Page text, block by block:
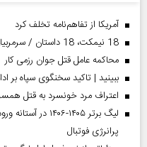
آمریکا از تفاهم‌نامه تخلف کرد
18 نیمکت، 18 داستان / سرمربیان لیگ بیست‌وششم را بشناسید
محاکمه عامل قتل جوان رزمی کار
ببینید | تاکید سخنگوی سپاه بر
اعتراف مرد خونسرد به قتل
لیگ برتر ۱۴۰۵-
پرانرژی فوتبال